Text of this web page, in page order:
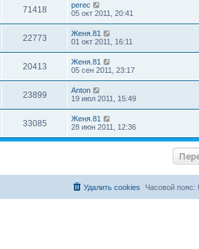
71418
perec
05 окт 2011, 20:41
22773
Женя.81
01 окт 2011, 16:11
20413
Женя.81
05 сен 2011, 23:17
23899
Anton
19 июл 2011, 15:49
33085
Женя.81
28 июн 2011, 12:36
Часовой пояс:
Удалить cookies